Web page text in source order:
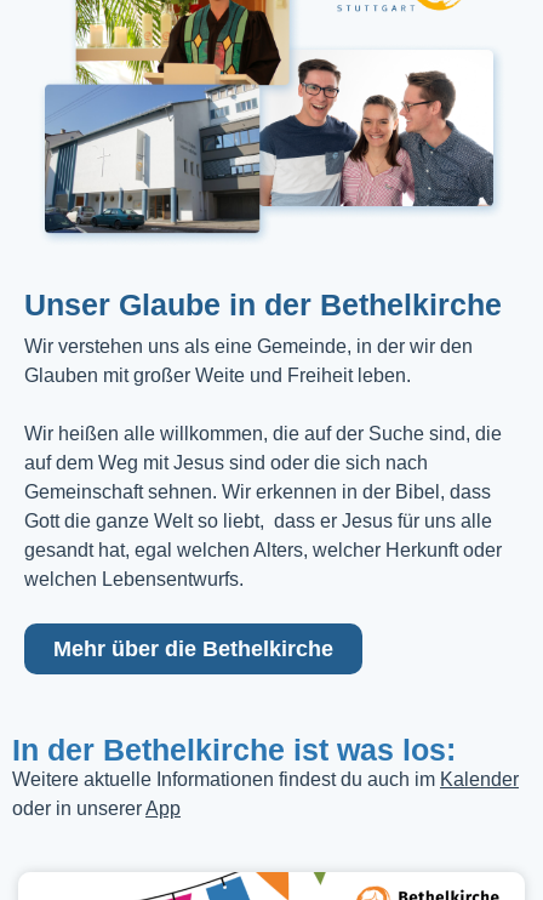
Unser Glaube in der Bethelkirche
Wir verstehen uns als eine Gemeinde, in der wir den
Glauben mit großer Weite und Freiheit leben.
Wir heißen alle willkommen, die auf der Suche sind, die
auf dem Weg mit Jesus sind oder die sich nach
Gemeinschaft sehnen. Wir erkennen in der Bibel, dass
Gott die ganze Welt so liebt, dass er Jesus für uns alle
gesandt hat, egal welchen Alters, welcher Herkunft oder
welchen Lebensentwurfs.
Mehr über die Bethelkirche
In der Bethelkirche ist was los:
Weitere aktuelle Informationen findest du auch im Kalender
oder in unsererApp